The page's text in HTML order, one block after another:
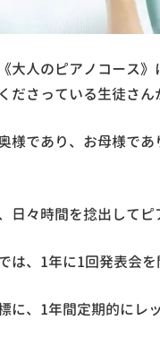
大人のピアノコース
ださっている生徒さん
様であり、お母様で
日々時間を捻出してピ
は、1年に1回発表会を
に、1年間定期的にレ